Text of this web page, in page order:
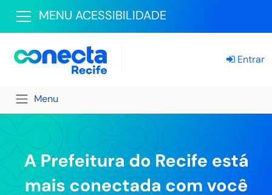
MENU ACESSIBILIDADE
Entrar
Menu